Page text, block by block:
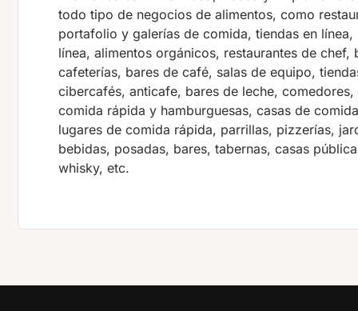
todo tipo de negocios de alimentos, como
portafolio y galerías de comida, tiendas en
línea, alimentos orgánicos, restaurantes de
cafeterías, bares de café, salas de equipo,
cibercafés, anticafe, bares de leche,
comida rápida y hamburguesas, casas de
lugares de comida rápida, parrillas, pizzerías,
bebidas, posadas, bares, tabernas, casas
whisky, etc.